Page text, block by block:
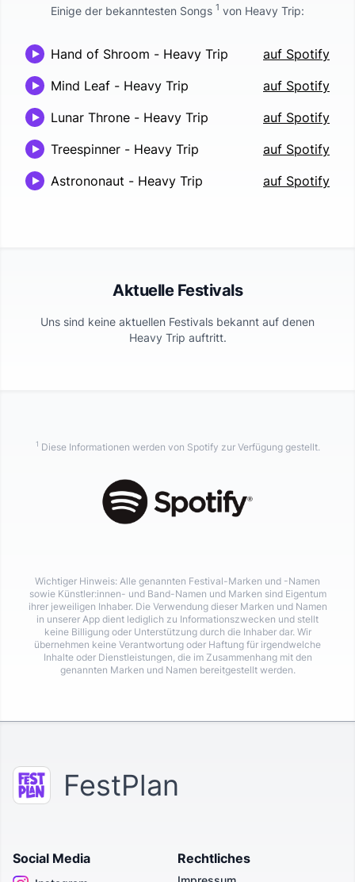
Einige der bekanntesten Songs 1 von Heavy Trip:
Hand of Shroom - Heavy Trip
auf Spotify
Mind Leaf - Heavy Trip
auf Spotify
Lunar Throne - Heavy Trip
auf Spotify
Treespinner - Heavy Trip
auf Spotify
Astrononaut - Heavy Trip auf Spotify
Aktuelle Festivals
Uns sind keine aktuellen Festivals bekannt auf denen
Heavy Trip auftritt.
1 Diese Informationen werden von Spotify zur Verfügung gestellt.
Wichtiger Hinweis: Alle genannten Festival-Marken und -Namen
sowie Künstler:innen- und Band-Namen und Marken sind Eigentum
ihrer jeweiligen Inhaber. Die Verwendung dieser Marken und Namen
in unserer App dient lediglich zu Informationszwecken und stellt
keine Billigung oder Unterstützung durch die Inhaber dar. Wir
übernehmen keine Verantwortung oder Haftung für irgendwelche
Inhalte oder Dienstleistungen, die im Zusammenhang mit den
genannten Marken und Namen bereitgestellt werden.
FestPlan
Social Media Rechtliches